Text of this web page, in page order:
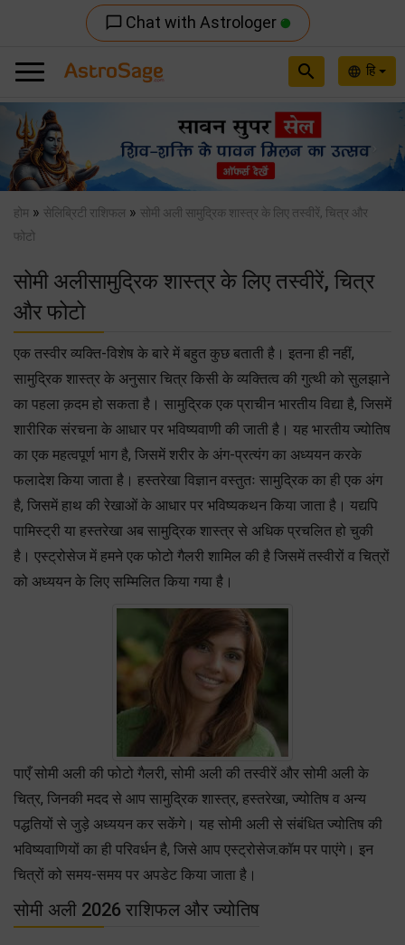
chat_bubble_outline Chat with Astrologer
language हि
search
Previous
होम » सेलिब्रिटी राशिफल » सोमी अली सामुद्रिक शास्त्र के लिए तस्वीरें, चित्र और
फोटो
सोमी अलीसामुद्रिक शास्त्र के लिए तस्वीरें, चित्र
और फोटो
एक तस्वीर व्यक्ति-विशेष के बारे में बहुत कुछ बताती है। इतना ही नहीं,
सामुद्रिक शास्त्र के अनुसार चित्र किसी के व्यक्तित्व की गुत्थी को सुलझाने
का पहला क़दम हो सकता है। सामुद्रिक एक प्राचीन भारतीय विद्या है, जिसमें
शारीरिक संरचना के आधार पर भविष्यवाणी की जाती है। यह भारतीय ज्योतिष
का एक महत्वपूर्ण भाग है, जिसमें शरीर के अंग-प्रत्यंग का अध्ययन करके
फलादेश किया जाता है। हस्तरेखा विज्ञान वस्तुतः सामुद्रिक का ही एक अंग
है, जिसमें हाथ की रेखाओं के आधार पर भविष्यकथन किया जाता है। यद्यपि
पामिस्ट्री या हस्तरेखा अब सामुद्रिक शास्त्र से अधिक प्रचलित हो चुकी
है। एस्ट्रोसेज में हमने एक फोटो गैलरी शामिल की है जिसमें तस्वीरों व चित्रों
को अध्ययन के लिए सम्मिलित किया गया है।
पाएँ सोमी अली की फोटो गैलरी, सोमी अली की तस्वीरें और सोमी अली के
चित्र, जिनकी मदद से आप सामुद्रिक शास्त्र, हस्तरेखा, ज्योतिष व अन्य
पद्धतियों से जुड़े अध्ययन कर सकेंगे। यह सोमी अली से संबंधित ज्योतिष की
भविष्यवाणियों का ही परिवर्धन है, जिसे आप एस्ट्रोसेज.कॉम पर पाएंगे। इन
चित्रों को समय-समय पर अपडेट किया जाता है।
सोमी अली 2026 राशिफल और ज्योतिष